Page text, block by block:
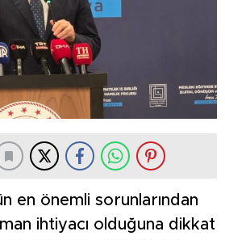
en önemli sorunlarından
ihtiyacı olduğuna dikkat